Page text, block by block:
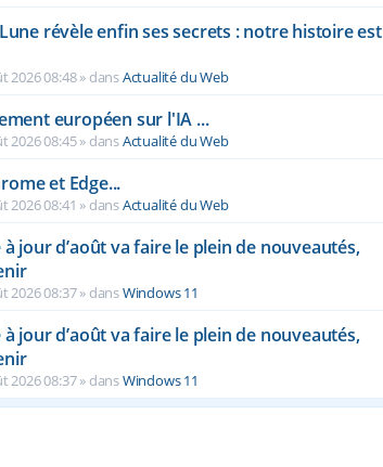
révèle enfin ses secrets : notre histoire est
2026 08:48» dansActualité du Web
européen sur l'IA ...
2026 08:45» dansActualité du Web
et Edge...
2026 08:41 » dansActualité du Web
jour d’août va faire le plein de nouveautés,
2026 08:37» dansWindows 11
jour d’août va faire le plein de nouveautés,
2026 08:37» dansWindows 11